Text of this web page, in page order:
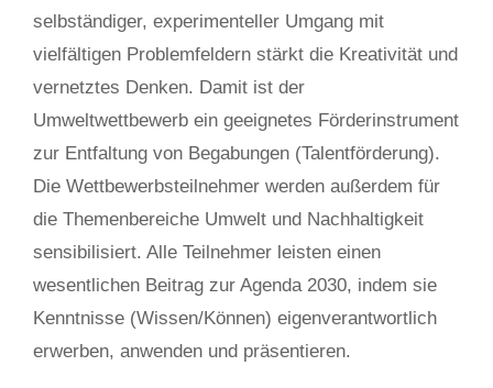
selbständiger, experimenteller Umgang mit
vielfältigen Problemfeldern stärkt die Kreativität und
vernetztes Denken. Damit ist der
Umweltwettbewerb ein geeignetes Förderinstrument
zur Entfaltung von Begabungen (Talentförderung).
Die Wettbewerbsteilnehmer werden außerdem für
die Themenbereiche Umwelt und Nachhaltigkeit
sensibilisiert. Alle Teilnehmer leisten einen
wesentlichen Beitrag zur Agenda 2030, indem sie
Kenntnisse (Wissen/Können) eigenverantwortlich
erwerben, anwenden und präsentieren.